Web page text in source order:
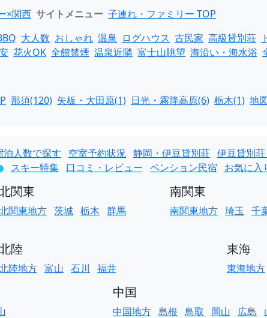
×関西 サイトメニュー 子連れ・ファミリー TOP
大人数 おしゃれ 温泉 ログハウス 古民家 高級貸別荘
花火OK 全館禁煙 温泉近隣 富士山眺望 海沿い・海水浴
那須(120) 矢板・大田原(1) 日光・霧降高原(6) 栃木(1) 地
泊人数で探す 空室予約状況 静岡・伊豆貸別荘 伊豆貸別
スキー特集 口コミ・レビュー ペンション民宿 お気に入
関東
関東地方 茨城 栃木 群馬
南関東
南関東地方 埼玉 千
陸
陸地方 富山 石川 福井
東海
東海地方
中国
中国地方 島根 鳥取 岡山 広島